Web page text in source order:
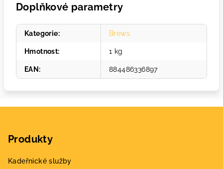
Doplňkové parametry
Kategorie: Brews
Hmotnost: 1 kg
EAN : 884486336897
Produkty
Kadeřnické služby